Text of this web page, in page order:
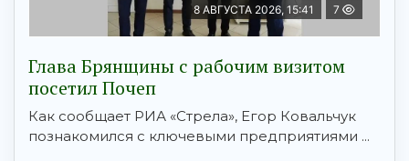
8 АВГУСТА 2026, 15:41 7
Глава Брянщины с рабочим визитом
посетил Почеп
Как сообщает РИА «Стрела», Егор Ковальчук
познакомился с ключевыми предприятиями ...